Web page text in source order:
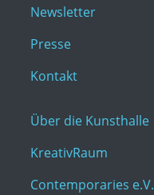
Newsletter
Presse
Kontakt
Über die Kunsthalle
KreativRaum
Contemporaries e.V.